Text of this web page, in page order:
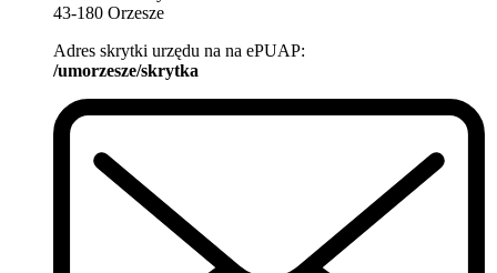
43-180 Orzesze
Adres skrytki urzędu na na ePUAP:
/umorzesze/skrytka